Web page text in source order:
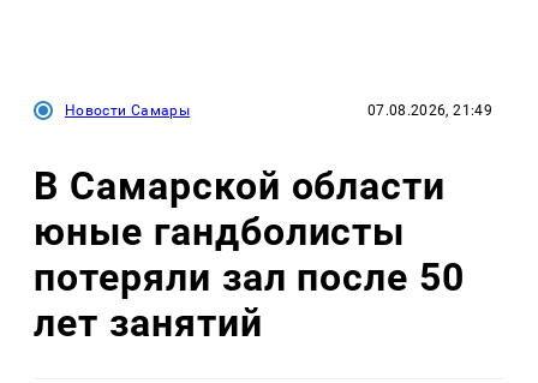
Новости Самары 07.08.2026, 21:49
В Самарской области
юные гандболисты
потеряли зал после 50
лет занятий